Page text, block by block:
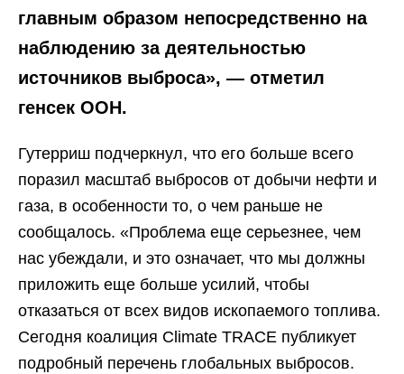
главным образом непосредственно на
наблюдению за деятельностью
источников выброса», — отметил
генсек ООН.
Гутерриш подчеркнул, что его больше всего
поразил масштаб выбросов от добычи нефти и
газа, в особенности то, о чем раньше не
сообщалось. «Проблема еще серьезнее, чем
нас убеждали, и это означает, что мы должны
приложить еще больше усилий, чтобы
отказаться от всех видов ископаемого топлива.
Сегодня коалиция Climate TRACE публикует
подробный перечень глобальных выбросов.